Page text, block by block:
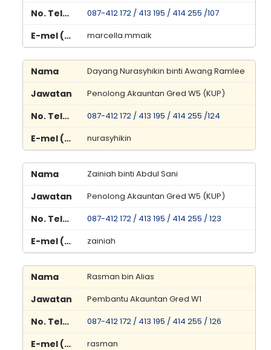
087-412 172 / 413 195 / 414 255 /107
marcella.mmaik
Dayang Nurasyhikin binti Awang Ramlee
Penolong Akauntan Gred W5 (KUP)
087-412 172 / 413 195 / 414 255 /124
nurasyhikin
Zainiah binti Abdul Sani
Penolong Akauntan Gred W5 (KUP)
087-412 172 / 413 195 / 414 255 / 123
zainiah
Rasman bin Alias
Pembantu Akauntan Gred W1
087-412 172 / 413 195 / 414 255 / 126
rasman